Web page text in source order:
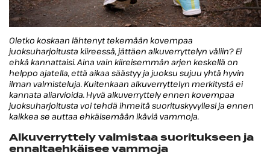
Oletko koskaan lähtenyt tekemään kovempaa
juoksuharjoitusta kiireessä, jättäen alkuverryttelyn väliin? Ei
ehkä kannattaisi. Aina vain kiireisemmän arjen keskellä on
helppo ajatella, että aikaa säästyy ja juoksu sujuu yhtä hyvin
ilman valmisteluja. Kuitenkaan alkuverryttelyn merkitystä ei
kannata aliarvioida. Hyvä alkuverryttely ennen kovempaa
juoksuharjoitusta voi tehdä ihmeitä suorituskyvyllesi ja ennen
kaikkea se auttaa ehkäisemään ikäviä vammoja.
Alkuverryttely valmistaa suoritukseen ja
ennaltaehkäisee vammoja